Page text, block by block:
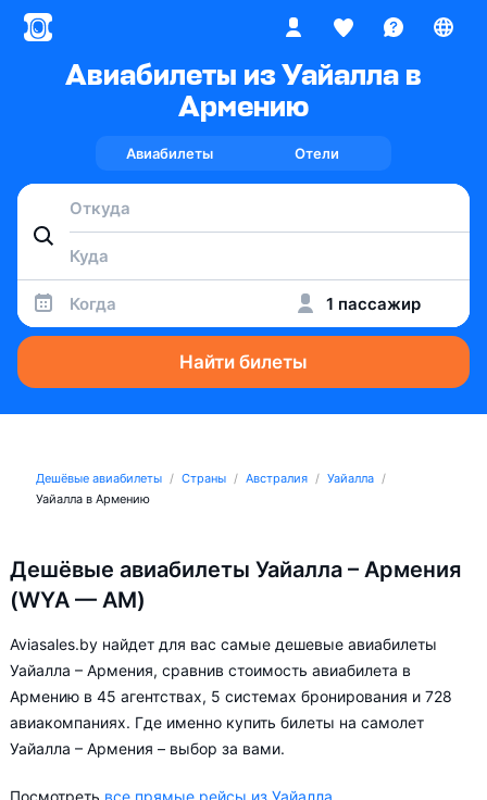
Авиабилеты из Уайалла в
Армению
Авиабилеты Отели
Когда 1 пассажир
Найти билеты
Дешёвые авиабилеты Страны Австралия
Уайалла
Уайалла в Армению
Дешёвые авиабилеты Уайалла – Армения
(WYA — AM)
Aviasales.by найдет для вас самые дешевые авиабилеты
Уайалла – Армения, сравнив стоимость авиабилета в
Армению в 45 агентствах, 5 системах бронирования и 728
авиакомпаниях. Где именно купить билеты на самолет
Уайалла – Армения – выбор за вами.
Посмотреть все прямые рейсы из Уайалла